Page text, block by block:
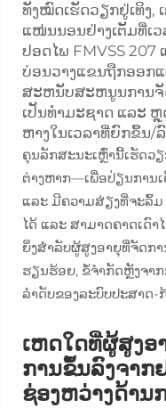
ທັງໝົດເຮັດວຽກຢູ່ເທິງ,
ແໜ່ນນອນຢ່າງເຕັມທີ່ເ
ປອດໄພ FMVSS 207
ບ່ອນວາງແຂນຖືກອອກ
ສະຫນັບສະຫນູນການຈັ
ເປັນທຳມະຊາດ ແລະ
ຫາງໃນເວລາທີ່ຍົກຂຶ້ນ/ລົ
ຄຸນລັກສະນະເຫຼົ່ານີ້ເຮັດ
ຕ່າງຫາກ—ເພື່ອປ່ຽນການ
ແລະ ມີຄວາມສ່ຽງທີ່ຈະລົ້ມ
ໄດ້ ແລະ ສາມາດຄາດເດົ
ຍິ່ງສຳລັບຜູ້ສູງອາຍຸທີ່ຈັດກ
ຮຽນຮ້ອຍ, ຂໍ້ຈຳກັດຫຼັງຈາ
ລຳດັບຂອງລະບົບປະສາດ-
ເຫດໃດທີ່ຜູ້ສູງ
ການຂຶ້ນລົງຈາ
ຊ່ອງຫວ່າງດ້ານ